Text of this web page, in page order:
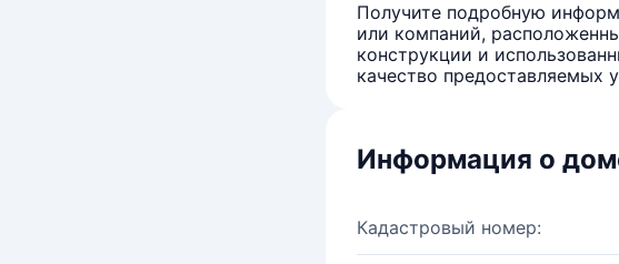
Получите подробную
или компаний,
конструкции и
качество предоставляемых
Информация о
Кадастровый номер: